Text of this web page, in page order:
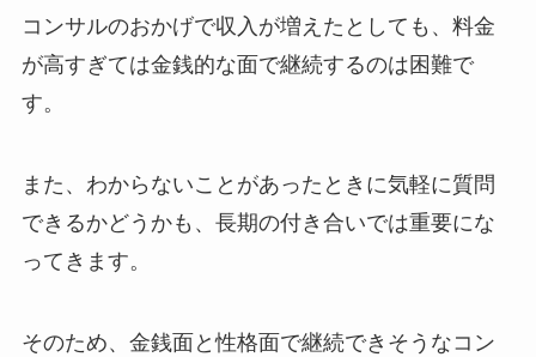
コンサルのおかげで収入が増えたとしても、料金
が高すぎては金銭的な面で継続するのは困難で
す。
また、わからないことがあったときに気軽に質問
できるかどうかも、長期の付き合いでは重要にな
ってきます。
そのため、金銭面と性格面で継続できそうなコン